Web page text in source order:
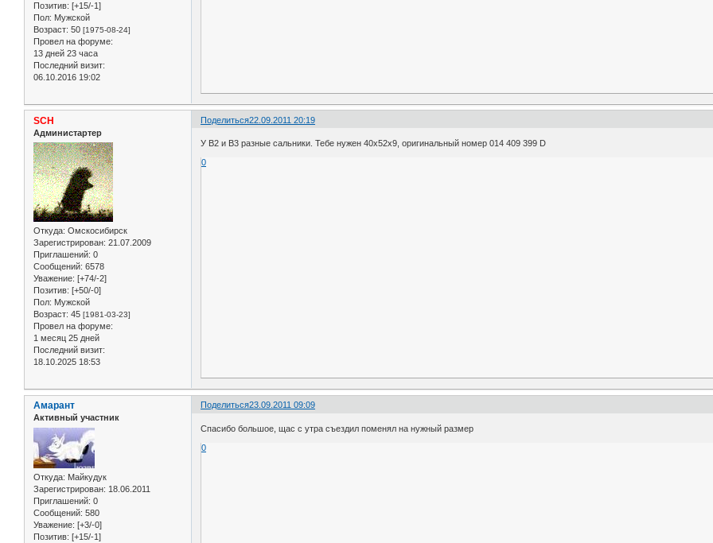
Позитив: [+15/-1]
Пол: Мужской
Возраст: 50 [1975-08-24]
Провел на форуме:
13 дней 23 часа
Последний визит:
06.10.2016 19:02
Поделиться22.09.2011 20:19
SCH
Администартер
Откуда: Омскосибирск
Зарегистрирован: 21.07.2009
Приглашений: 0
Сообщений: 6578
Уважение: [+74/-2]
Позитив: [+50/-0]
Пол: Мужской
Возраст: 45 [1981-03-23]
Провел на форуме:
1 месяц 25 дней
Последний визит:
18.10.2025 18:53
У B2 и B3 разные сальники. Тебе нужен 40х52х9, оригинальный номер 014 409 399 D
0
Поделиться23.09.2011 09:09
Амарант
Активный участник
Откуда: Майкудук
Зарегистрирован: 18.06.2011
Приглашений: 0
Сообщений: 580
Уважение: [+3/-0]
Позитив: [+15/-1]
Спасибо большое, щас с утра съездил поменял на нужный размер
0